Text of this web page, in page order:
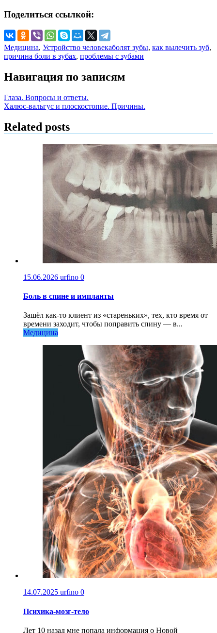
Поделиться ссылкой:
Медицина, Устройство человекаболят зубы, как вылечить зуб,
причина боли в зубах, проблемы с зубами
Навигация по записям
Глаза. Вопросы и ответы.
Халюс-вальгус и плоскостопие. Причины.
Related posts
15.06.2026 urfino 0
Боль в спине и импланты
Зашёл как-то клиент из «стареньких», тех, кто время от
времени заходит, чтобы поправить спину — в...
Медицина
14.07.2025 urfino 0
Психика-мозг-тело
Лет 10 назад мне попала информация о Новой